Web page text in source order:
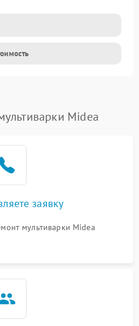
Midea
заявку
мультиварки Midea